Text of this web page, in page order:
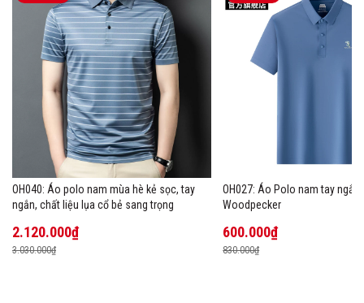
OH040: Áo polo nam mùa hè kẻ sọc, tay
ngắn, chất liệu lụa cổ bẻ sang trọng
2.120.000₫
3.030.000₫
OH027: Áo Polo nam tay ngắn
Woodpecker
600.000₫
830.000₫